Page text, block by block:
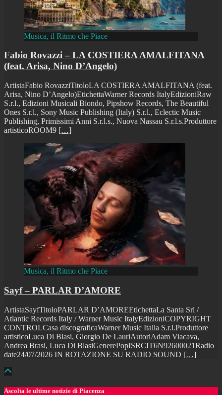
Musica, il Ritmo che Piace
Fabio Rovazzi – LA COSTIERA AMALFITANA
(feat. Arisa, Nino D’Angelo)
ArtistaFabio RovazziTitoloLA COSTIERA AMALFITANA (feat.
Arisa, Nino D’Angelo)EtichettaWarner Records ItalyEdizioniRaw
S.r.l., Edizioni Musicali Biondo, Pipshow Records, The Beautiful
Ones S.r.l., Sony Music Publishing (Italy) S.r.l., Eclectic Music
Publishing, Primissimi Anni S.r.l.s., Nuova Nassau S.r.l.s.Produttore
artisticoROOM9 […]
Musica, il Ritmo che Piace
Sayf – PARLAR D’AMORE
ArtistaSayfTitoloPARLAR D’AMOREEtichettaLa Santa Srl /
Atlantic Records Italy / Warner Music ItalyEdizioniCOPYRIGHT
CONTROLCasa discograficaWarner Music Italia S.r.l.Produttore
artisticoLuca Di Blasi, Giorgio De LauriAutoriAdam Viacava,
Andrea Brasi, Luca Di BlasiGenerePopISRCIT6N92600021Radio
date24/07/2026 IN ROTAZIONE SU RADIO SOUND […]
Ascolta le ultime notizie di Piacenza